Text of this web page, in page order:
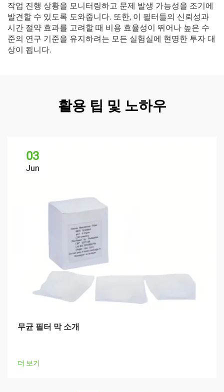
작업 진행 상황을 모니터링하고 문제 발생 가능성을 조기에
발견할 수 있도록 도와줍니다. 또한, 이 필터들의 신뢰성과
시간 절약 효과를 고려할 때 비용 효율성이 뛰어나 높은 수
준의 연구 기준을 유지하려는 모든 실험실에 현명한 투자 대
상이 됩니다.
활용 팁 및 노하우
03
Jun
무균 필터 막 소개
더 보기